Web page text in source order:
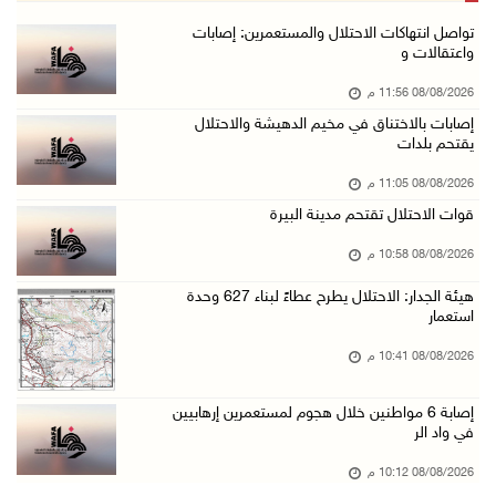
مستعمرون يهاجمون قرية أبو فلاح
مستعمرون يقتحمون بلدة بيت عور التحتا وقرية جل ...
08/آب/2026 06:39 م
الجامعة العربية الأمريكية تختتم فعاليات تخريج ...
08/آب/2026 05:52 م
تواصل انتهاكات الاحتلال والمستعمرين: إصابات
واعتقالات و
08/08/2026 11:56 م
إصابات بالاختناق في مخيم الدهيشة والاحتلال
يقتحم بلدات
08/08/2026 11:05 م
قوات الاحتلال تقتحم مدينة البيرة
08/08/2026 10:58 م
هيئة الجدار: الاحتلال يطرح عطاءً لبناء 627 وحدة
استعمار
08/08/2026 10:41 م
إصابة 6 مواطنين خلال هجوم لمستعمرين إرهابيين
في واد الر
08/08/2026 10:12 م